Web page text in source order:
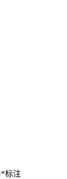
*标注